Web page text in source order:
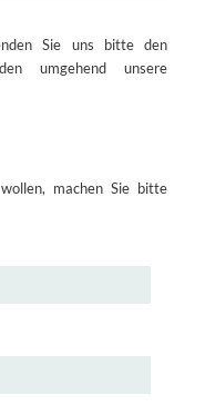
Sie uns bitte den
umgehend unsere
machen Sie bitte